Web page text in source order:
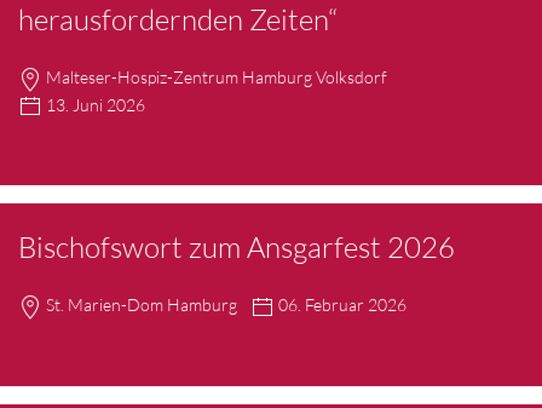
herausfordernden Zeiten“
Malteser-Hospiz-Zentrum Hamburg Volksdorf
13. Juni 2026
Bischofswort zum Ansgarfest 2026
St. Marien-Dom Hamburg 06. Februar 2026